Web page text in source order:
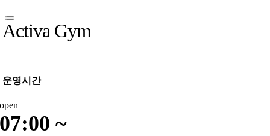
Activa Gym
운영시간
open
07:00 ~